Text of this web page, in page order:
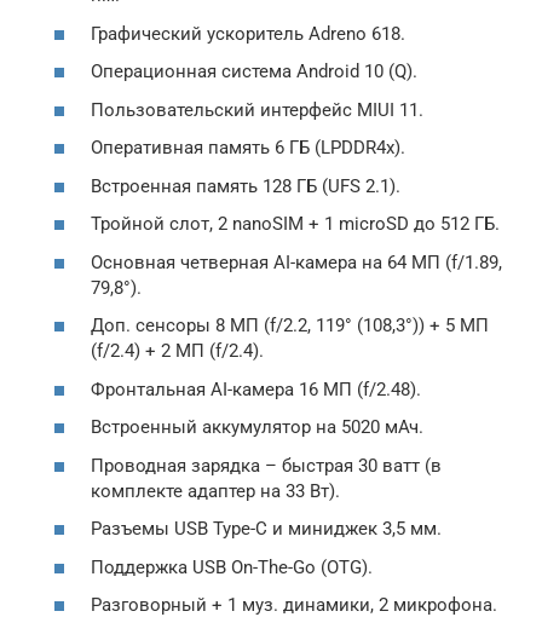
Графический ускоритель Adreno 618.
Операционная система Android 10 (Q).
Пользовательский интерфейс MIUI 11.
Оперативная память 6 ГБ (LPDDR4x).
Встроенная память 128 ГБ (UFS 2.1).
Тройной слот, 2 nanoSIM + 1 microSD до 512 ГБ.
Основная четверная AI-камера на 64 МП (f/1.89,
79,8°).
Доп. сенсоры 8 МП (f/2.2, 119° (108,3°)) + 5 МП
(f/2.4) + 2 МП (f/2.4).
Фронтальная AI-камера 16 МП (f/2.48).
Встроенный аккумулятор на 5020 мАч.
Проводная зарядка – быстрая 30 ватт (в
комплекте адаптер на 33 Вт).
Разъемы USB Type-C и миниджек 3,5 мм.
Поддержка USB On-The-Go (OTG).
Разговорный + 1 муз. динамики, 2 микрофона.